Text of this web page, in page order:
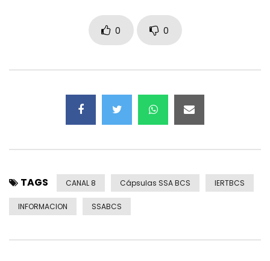
0 0
TAGS CANAL 8 Cápsulas SSA BCS IERTBCS
INFORMACION SSABCS